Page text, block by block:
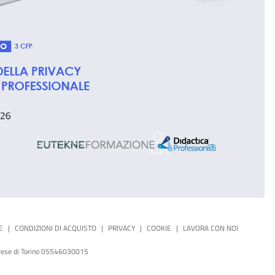
| CONDIZIONI DI ACQUISTO | PRIVACY | COOKIE | LAVORA CON NOI
di Torino 05546030015